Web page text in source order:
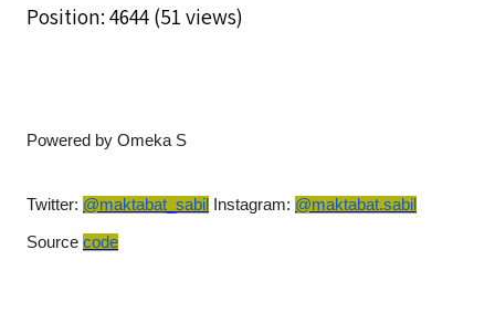
Position:4644(51views)
Powered by Omeka S
Twitter: @maktabat_sabil Instagram: @maktabat.sabil
Source code